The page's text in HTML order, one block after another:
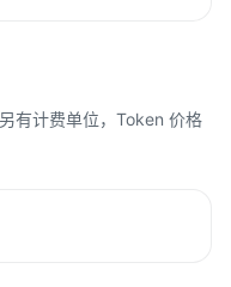
有计费单位，Token 价格